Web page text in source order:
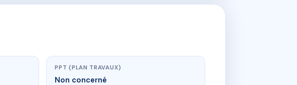
PPT (PLAN TRAVAUX)
Non concerné